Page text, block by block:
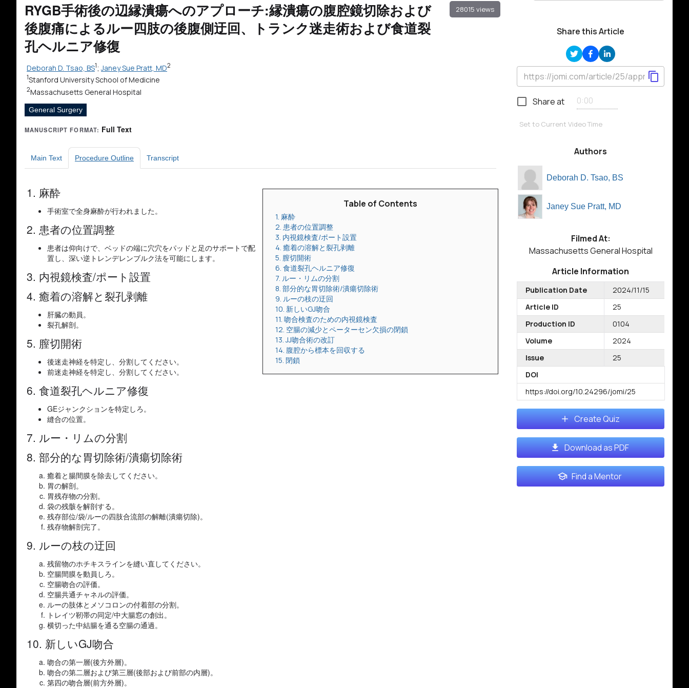
RYGB手術後の辺縁潰瘍へのアプローチ:縁潰瘍の腹腔鏡切除および
後腹痛によるルー四肢の後腹側迂回、トランク迷走術および食道裂
孔ヘルニア修復
28015 views
Deborah D. Tsao, BS1;Janey Sue Pratt, MD2
1Stanford University School of Medicine
2Massachusetts General Hospital
General Surgery
MANUSCRIPT FORMAT: Full Text
Main Text Procedure Outline Transcript
Table of Contents
1. 麻酔
2. 患者の位置調整
3. 内視鏡検査/ポート設置
4. 癒着の溶解と裂孔剥離
5. 膣切開術
6. 食道裂孔ヘルニア修復
7. ルー・リムの分割
8. 部分的な胃切除術/潰瘍切除術
9. ルーの枝の迂回
10. 新しいGJ吻合
11. 吻合検査のための内視鏡検査
12. 空腸の減少とペーターセン欠損の閉鎖
13. JJ吻合術の改訂
14. 腹腔から標本を回収する
15. 閉鎖
1. 麻酔
手術室で全身麻酔が行われました。
2. 患者の位置調整
患者は仰向けで、ベッドの端に穴穴をパッドと足のサポートで配
置し、深い逆トレンデレンブルク法を可能にします。
3. 内視鏡検査/ポート設置
4. 癒着の溶解と裂孔剥離
肝臓の動員。
裂孔解剖。
5. 膣切開術
後迷走神経を特定し、分割してください。
前迷走神経を特定し、分割してください。
6. 食道裂孔ヘルニア修復
GEジャンクションを特定しろ。
縫合の位置。
7. ルー・リムの分割
8. 部分的な胃切除術/潰瘍切除術
癒着と腸間膜を除去してください。
胃の解剖。
胃残存物の分割。
袋の残骸を解剖する。
残存部位/袋/ルーの四肢合流部の解離(潰瘍切除)。
残存物解剖完了。
9. ルーの枝の迂回
残留物のホチキスラインを縫い直してください。
空腸間膜を動員しろ。
空腸吻合の評価。
空腸共通チャネルの評価。
ルーの肢体とメソコロンの付着部の分割。
トレイツ靭帯の同定/中大腸窓の創出。
横切った中結腸を通る空腸の通過。
10. 新しいGJ吻合
吻合の第一層(後方外層)。
吻合の第二層および第三層(後部および前部の内層)。
第四の吻合層(前方外層)。
Share this Article
Share at
Set to Current Video Time
Authors
Deborah D. Tsao, BS
Janey Sue Pratt, MD
Filmed At:
Massachusetts General Hospital
Article Information
Publication Date
2024/11/15
Article ID
25
Production ID
0104
Volume
2024
Issue
25
DOI
https://doi.org/10.24296/jomi/25
Create Quiz
Download as PDF
Find a Mentor